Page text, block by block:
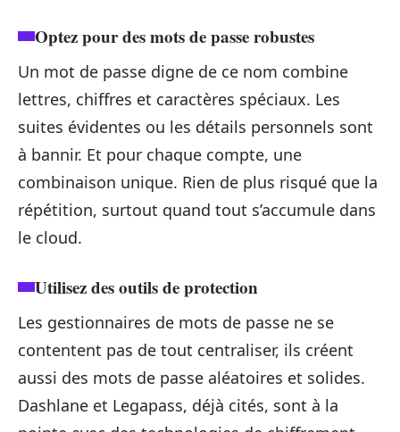
Optez pour des mots de passe robustes
Un mot de passe digne de ce nom combine
lettres, chiffres et caractères spéciaux. Les
suites évidentes ou les détails personnels sont
à bannir. Et pour chaque compte, une
combinaison unique. Rien de plus risqué que la
répétition, surtout quand tout s’accumule dans
le cloud.
Utilisez des outils de protection
Les gestionnaires de mots de passe ne se
contentent pas de tout centraliser, ils créent
aussi des mots de passe aléatoires et solides.
Dashlane et Legapass, déjà cités, sont à la